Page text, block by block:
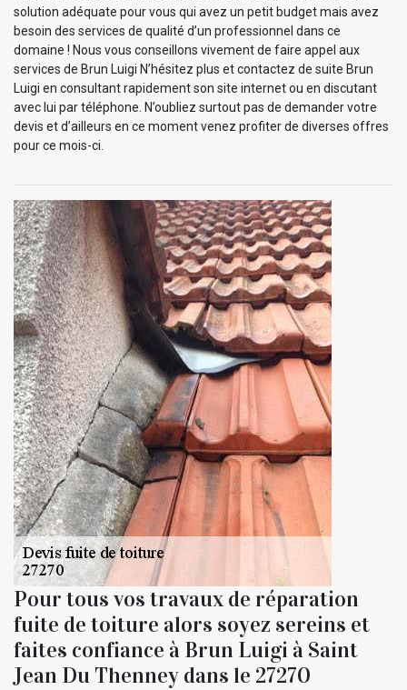
solution adéquate pour vous qui avez un petit budget mais avez
besoin des services de qualité d’un professionnel dans ce
domaine ! Nous vous conseillons vivement de faire appel aux
services de Brun Luigi N’hésitez plus et contactez de suite Brun
Luigi en consultant rapidement son site internet ou en discutant
avec lui par téléphone. N’oubliez surtout pas de demander votre
devis et d’ailleurs en ce moment venez profiter de diverses offres
pour ce mois-ci.
Pour tous vos travaux de réparation
fuite de toiture alors soyez sereins et
faites confiance à Brun Luigi à Saint
Jean Du Thenney dans le 27270